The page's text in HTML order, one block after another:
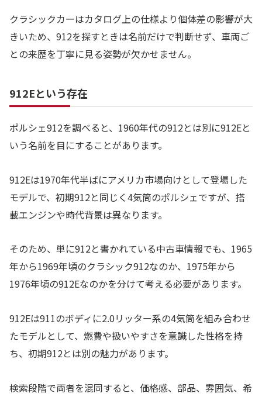
クラシックカーはカタログ上の仕様より個体差の影響が大
きいため、912を探すときは名前だけで判断せず、車両ご
との来歴を丁寧に見る姿勢が欠かせません。
912Eという存在
ポルシェ912を調べると、1960年代の912とは別に912Eと
いう名前を目にすることがあります。
912Eは1970年代半ばにアメリカ市場向けとして登場した
モデルで、初期912と同じく4気筒のポルシェですが、搭
載エンジンや時代背景は異なります。
そのため、単に912と書かれている中古車情報でも、1965
年から1969年頃のクラシック912なのか、1975年から
1976年頃の912Eなのかを分けて考える必要があります。
912Eは911のボディに2.0リッター系の4気筒を組み合わせ
たモデルとして、燃費や扱いやすさを意識した性格を持
ち、初期912とは別の魅力があります。
検索段階で両者を混同すると、価格感、部品、雰囲気、希